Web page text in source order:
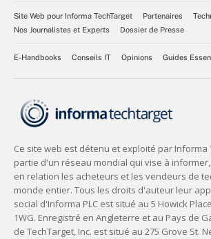
Site Web pour Informa TechTarget Partenaires
Nos Journalistes et Experts
Dossier de Presse
E-Handbooks Conseils IT Opinions Guides